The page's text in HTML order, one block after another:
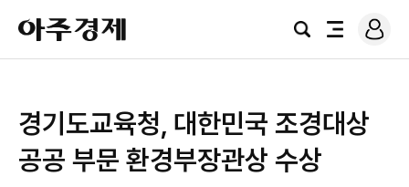
아
주
경
검
전
로
그
경기도교육청, 대한민국 조경대상
공공 부문 환경부장관상 수상